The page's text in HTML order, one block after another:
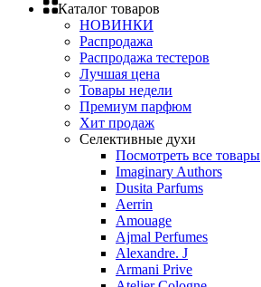
Каталог товаров
НОВИНКИ
Распродажа
Распродажа тестеров
Лучшая цена
Товары недели
Премиум парфюм
Хит продаж
Селективные духи
Посмотреть все товары
Imaginary Authors
Dusita Parfums
Aerrin
Amouage
Ajmal Perfumes
Alexandre. J
Armani Prive